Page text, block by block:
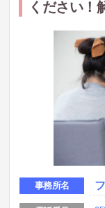
ください！
事務所名